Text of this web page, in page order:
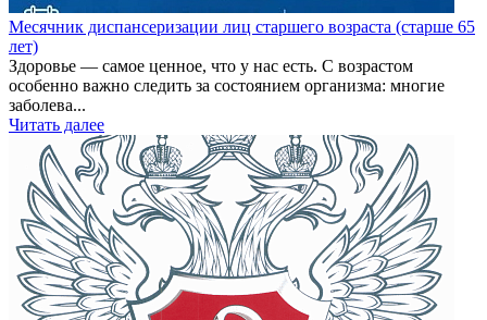
Месячник диспансеризации лиц старшего возраста (старше 65
лет)
Здоровье — самое ценное, что у нас есть. С возрастом
особенно важно следить за состоянием организма: многие
заболева...
Читать далее